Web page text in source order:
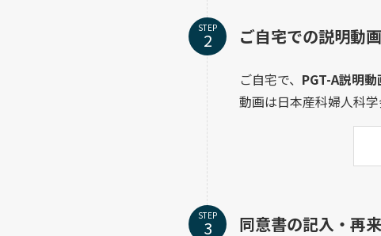
STEP ご自宅での説明動
ご自宅で、 PGT-A説明動
動画は日本産科婦人科
STEP 同意書の記入・再